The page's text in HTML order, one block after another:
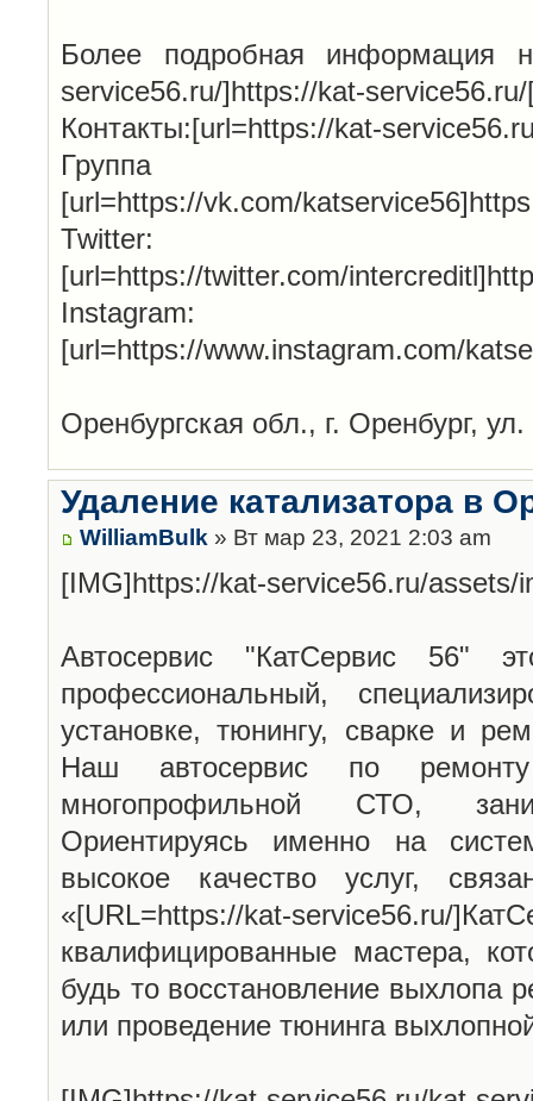
Более подробная информация
service56.ru/]https://kat-
Контакты:[url=https://kat-
[url=https://vk.com/
Twitter:
[url=https://twitter.com/
Instagram:
[url=https://www.instagram.com/
Оренбургская обл., г. Оренбург,
Удаление катализатора в
WilliamBulk » Вт мар 23, 2021 2:03 am
[IMG]https://kat-service56.ru/assets/
Автосервис "КатСервис 56"
профессиональный,
установке, тюнингу, сварке и
Наш автосервис по
многопрофильной СТО,
Ориентируясь именно на
высокое качество услуг,
«[URL=https://kat-service56.ru/
квалифицированные мастера,
будь то восстановление выхлопа
или проведение тюнинга